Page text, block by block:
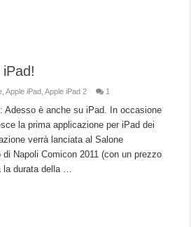
,Apple iPad ,Apple iPad 2 1
Adesso è anche su iPad. In occasione
la prima applicazione per iPad dei
verrà lanciata al Salone
di Napoli Comicon 2011 (con un prezzo
durata della …